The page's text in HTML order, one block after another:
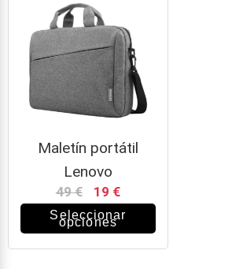
Maletín portátil
Lenovo
49€ 19 €
Seleccionar
opciones